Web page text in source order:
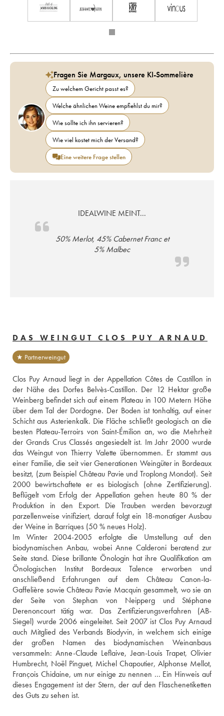
Fragen Sie Margaux, unsere KI-Sommelière
Zu welchem Gericht passt es?
Welche ähnlichen Weine empfiehlst du mir?
Wie sollte ich ihn servieren?
Wie viel kostet mich der Versand?
Eine weitere Frage stellen
IDEALWINE MEINT...
50% Merlot, 45% Cabernet Franc et
5% Malbec
DAS WEINGUT CLOS PUY ARNAUD
★ Partnerweingut
Clos Puy Arnaud liegt in der Appellation Côtes de Castillon in
der Nähe des Dorfes Belvès-Castillon. Der 12 Hektar große
Weinberg befindet sich auf einem Plateau in 100 Metern Höhe
über dem Tal der Dordogne. Der Boden ist tonhaltig, auf einer
Schicht aus Asterienkalk. Die Fläche schließt geologisch an die
besten Plateau-Terroirs von Saint-Émilion an, wo die Mehrheit
der Grands Crus Classés angesiedelt ist. Im Jahr 2000 wurde
das Weingut von Thierry Valette übernommen. Er stammt aus
einer Familie, die seit vier Generationen Weingüter in Bordeaux
besitzt, (zum Beispiel Château Pavie und Troplong Mondot). Seit
2000 bewirtschaftete er es biologisch (ohne Zertifizierung).
Beflügelt vom Erfolg der Appellation gehen heute 80 % der
Produktion in den Export. Die Trauben werden bevorzugt
parzellenweise vinifiziert, darauf folgt ein 18-monatiger Ausbau
der Weine in Barriques (50 % neues Holz).
Im Winter 2004-2005 erfolgte die Umstellung auf den
biodynamischen Anbau, wobei Anne Calderoni beratend zur
Seite stand. Diese brillante Önologin hat ihre Qualifikation am
Önologischen Institut Bordeaux Talence erworben und
anschließend Erfahrungen auf dem Château Canon-la-
Gaffelière sowie Château Pavie Macquin gesammelt, wo sie an
der Seite von Stephan von Neipperg und Stéphane
Derenoncourt tätig war. Das Zertifizierungsverfahren (AB-
Siegel) wurde 2006 eingeleitet. Seit 2007 ist Clos Puy Arnaud
auch Mitglied des Verbands Biodyvin, in welchem sich einige
der großen Namen des biodynamischen Weinanbaus
versammeln: Anne-Claude Leflaive, Jean-Louis Trapet, Olivier
Humbrecht, Noël Pinguet, Michel Chapoutier, Alphonse Mellot,
François Chidaine, um nur einige zu nennen ... Ein Hinweis auf
dieses Engagement ist der Stern, der auf den Flaschenetiketten
des Guts zu sehen ist.